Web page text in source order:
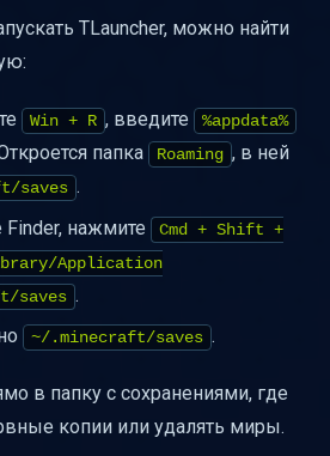
TLauncher, можно найти
Win + R , введите %appdata%
папка Roaming , в ней
saves .
Finder, нажмите
Cmd + Shift +
Application
saves .
~/.minecraft/saves .
в папку с сохранениями, где
копии или удалять миры.